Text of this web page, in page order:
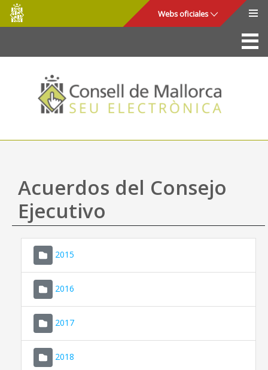
Saltar al contenido principal
Consell
de
Mallorca
Webs oficiales
La Sede
Consejo de Mallorca
Acceso y seguridad
Utilidades
Mapa web
Ayuda
Acuerdos del Consejo
Ejecutivo
2015
2016
2017
2018